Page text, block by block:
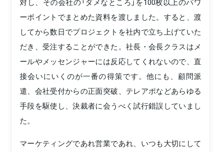
ーポイントでまとめた資料を渡しました。すると、渡
してから数日でプロジェクトを社内で立ち上げていた
だき、受注することができた。社長・会長クラスはメ
ールやメッセンジャーには反応してくれないので、直
接会いにいくのが一番の得策です。他にも、顧問派
遣、会社受付からの正面突破、テレアポなどあらゆる
手段を駆使し、決裁者に会うべく試行錯誤していまし
た。
マーケティングであれ営業であれ、いつも大切にして